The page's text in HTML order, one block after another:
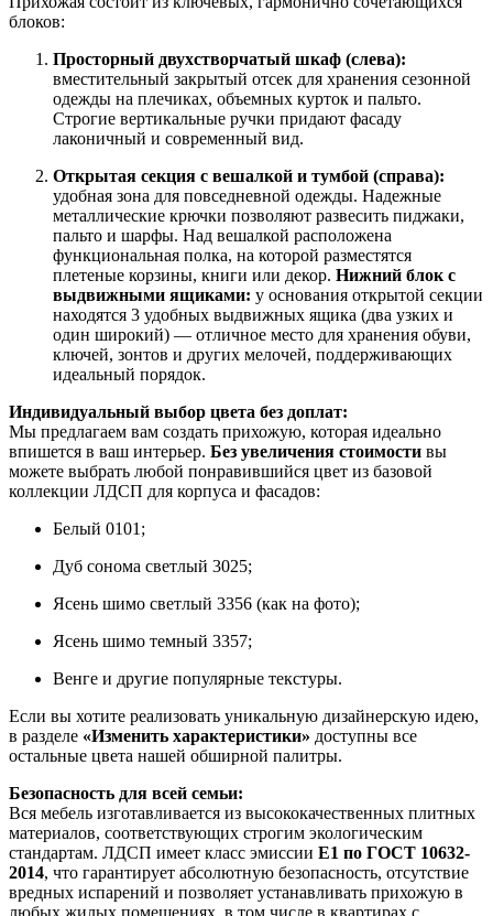
блоков:
Просторный двухстворчатый шкаф (слева):
вместительный закрытый отсек для хранения сезонной
одежды на плечиках, объемных курток и пальто.
Строгие вертикальные ручки придают фасаду
лаконичный и современный вид.
Открытая секция с вешалкой и тумбой (справа):
удобная зона для повседневной одежды. Надежные
металлические крючки позволяют развесить пиджаки,
пальто и шарфы. Над вешалкой расположена
функциональная полка, на которой разместятся
плетеные корзины, книги или декор. Нижний блок с
выдвижными ящиками: у основания открытой секции
находятся 3 удобных выдвижных ящика (два узких и
один широкий) — отличное место для хранения обуви,
ключей, зонтов и других мелочей, поддерживающих
идеальный порядок.
Индивидуальный выбор цвета без доплат:
Мы предлагаем вам создать прихожую, которая идеально
впишется в ваш интерьер. Без увеличения стоимости вы
можете выбрать любой понравившийся цвет из базовой
коллекции ЛДСП для корпуса и фасадов:
Белый 0101;
Дуб сонома светлый 3025;
Ясень шимо светлый 3356 (как на фото);
Ясень шимо темный 3357;
Венге и другие популярные текстуры.
Если вы хотите реализовать уникальную дизайнерскую идею,
в разделе «Изменить характеристики» доступны все
остальные цвета нашей обширной палитры.
Безопасность для всей семьи:
Вся мебель изготавливается из высококачественных плитных
материалов, соответствующих строгим экологическим
стандартам. ЛДСП имеет класс эмиссии Е1 по ГОСТ 10632-
2014, что гарантирует абсолютную безопасность, отсутствие
вредных испарений и позволяет устанавливать прихожую в